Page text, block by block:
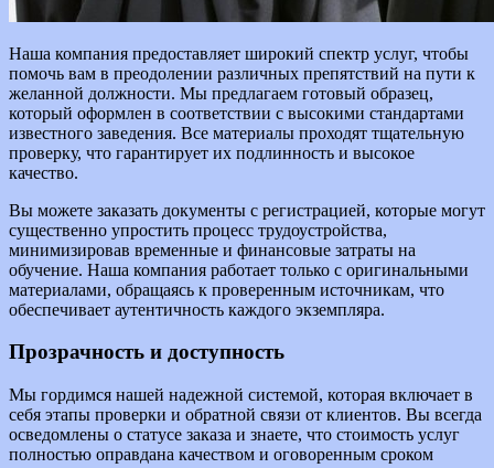
Наша компания предоставляет широкий спектр услуг, чтобы
помочь вам в преодолении различных препятствий на пути к
желанной должности. Мы предлагаем готовый образец,
который оформлен в соответствии с высокими стандартами
известного заведения. Все материалы проходят тщательную
проверку, что гарантирует их подлинность и высокое
качество.
Вы можете заказать документы с регистрацией, которые могут
существенно упростить процесс трудоустройства,
минимизировав временные и финансовые затраты на
обучение. Наша компания работает только с оригинальными
материалами, обращаясь к проверенным источникам, что
обеспечивает аутентичность каждого экземпляра.
Прозрачность и доступность
Мы гордимся нашей надежной системой, которая включает в
себя этапы проверки и обратной связи от клиентов. Вы всегда
осведомлены о статусе заказа и знаете, что стоимость услуг
полностью оправдана качеством и оговоренным сроком